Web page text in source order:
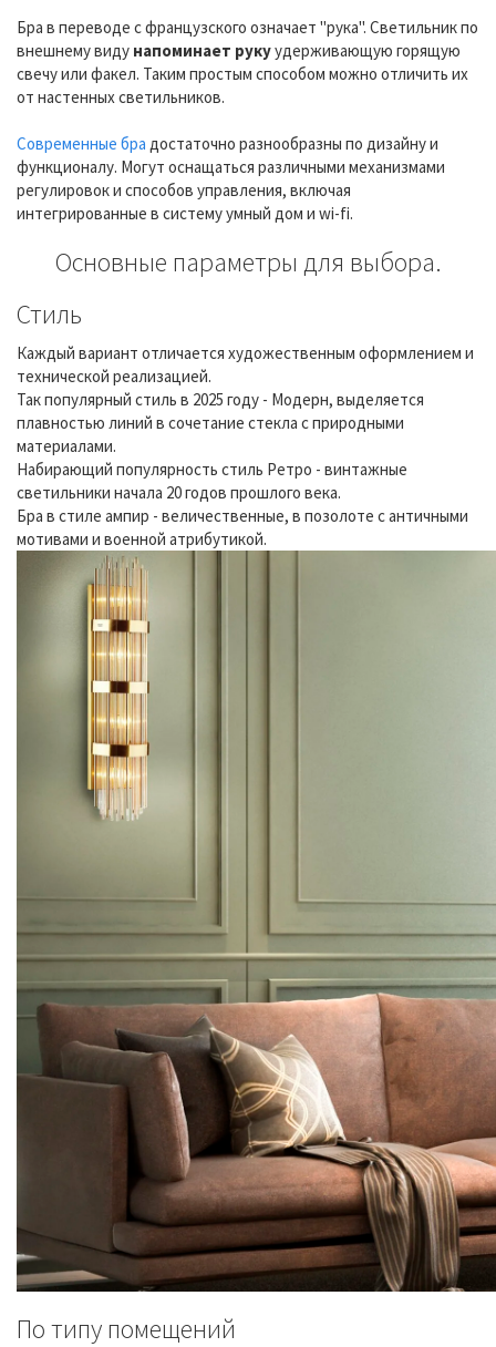
Бра в переводе с французского означает "рука". Светильник по
внешнему виду напоминает рукуудерживающую горящую
свечу или факел. Таким простым способом можно отличить их
от настенных светильников.
Современные бра достаточно разнообразны по дизайну и
функционалу. Могут оснащаться различными механизмами
регулировок и способов управления, включая
интегрированные в систему умный дом и wi-fi.
Основные параметры для выбора.
Стиль
Каждый вариант отличается художественным оформлением и
технической реализацией.
Так популярный стиль в 2025 году - Модерн, выделяется
плавностью линий в сочетание стекла с природными
материалами.
Набирающий популярность стиль Ретро - винтажные
светильники начала 20 годов прошлого века.
Бра в стиле ампир - величественные, в позолоте с античными
мотивами и военной атрибутикой.
По типу помещений